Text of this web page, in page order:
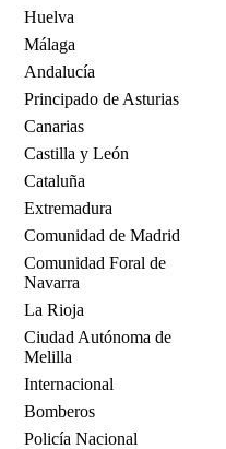
Huelva
Málaga
Andalucía
Principado de Asturias
Canarias
Castilla y León
Cataluña
Extremadura
Comunidad de Madrid
Comunidad Foral de
Navarra
La Rioja
Ciudad Autónoma de
Melilla
Internacional
Bomberos
Policía Nacional